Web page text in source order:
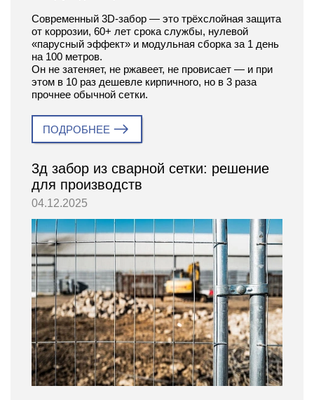
Современный 3D-забор — это трёхслойная защита
от коррозии, 60+ лет срока службы, нулевой
«парусный эффект» и модульная сборка за 1 день
на 100 метров.
Он не затеняет, не ржавеет, не провисает — и при
этом в 10 раз дешевле кирпичного, но в 3 раза
прочнее обычной сетки.
ПОДРОБНЕЕ
3д забор из сварной сетки: решение
для производств
04.12.2025